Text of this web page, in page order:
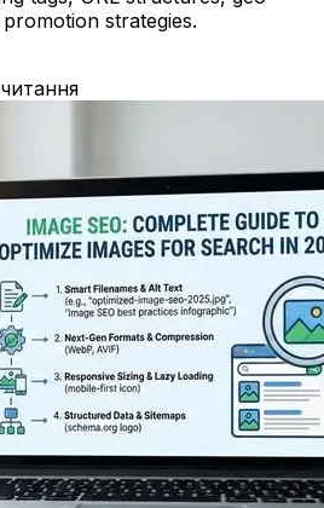
strategies.